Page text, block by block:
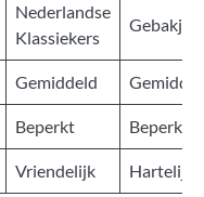
Nederlandse
Klassiekers
Gebakjes
Gemiddeld
Beperkt Beperkt
Vriendelijk Hartelijk